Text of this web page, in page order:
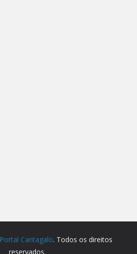
Portal Cantagalo. Todos os direitos
reservados.